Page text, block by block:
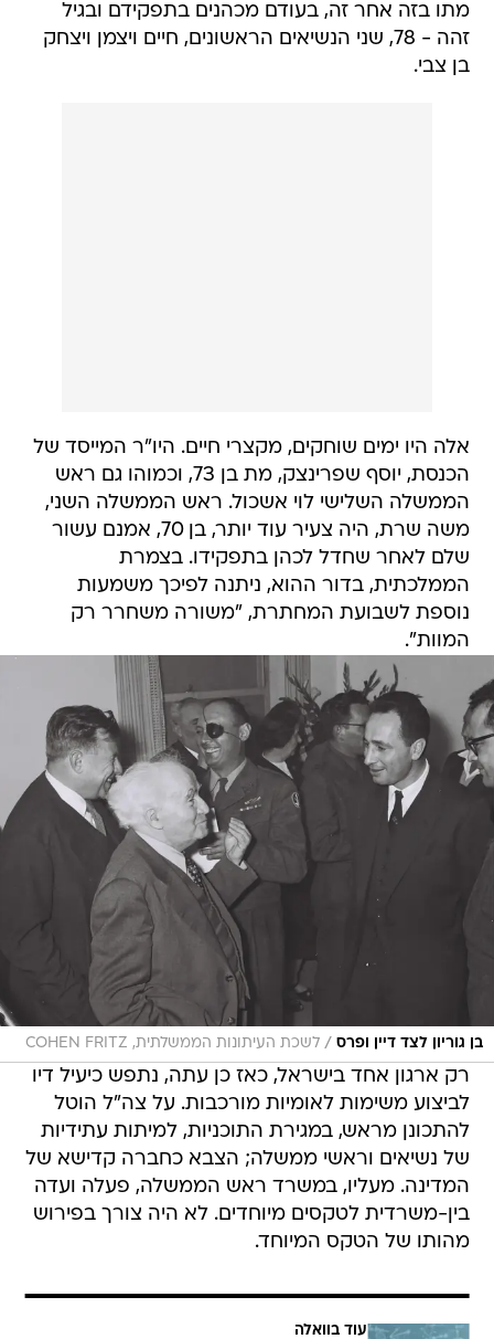
מתו בזה אחר זה, בעודם מכהנים בתפקידם ובגיל
זהה - 78, שני הנשיאים הראשונים, חיים ויצמן ויצחק
בן צבי.
אלה היו ימים שוחקים, מקצרי חיים. היו"ר המייסד של
הכנסת, יוסף שפרינצק, מת בן 73, וכמוהו גם ראש
הממשלה השלישי לוי אשכול. ראש הממשלה השני,
משה שרת, היה צעיר עוד יותר, בן 70, אמנם עשור
שלם לאחר שחדל לכהן בתפקידו. בצמרת
הממלכתית, בדור ההוא, ניתנה לפיכך משמעות
נוספת לשבועת המחתרת, "משורה משחרר רק
המוות".
בן גוריון לצד דיין ופרס / לשכת העיתונות הממשלתית, COHEN FRITZ
רק ארגון אחד בישראל, כאז כן עתה, נתפש כיעיל דיו
לביצוע משימות לאומיות מורכבות. על צה"ל הוטל
להתכונן מראש, במגירת התוכניות, למיתות עתידיות
של נשיאים וראשי ממשלה; הצבא כחברה קדישא של
המדינה. מעליו, במשרד ראש הממשלה, פעלה ועדה
בין-משרדית לטקסים מיוחדים. לא היה צורך בפירוש
מהותו של הטקס המיוחד.
עוד בוואלה